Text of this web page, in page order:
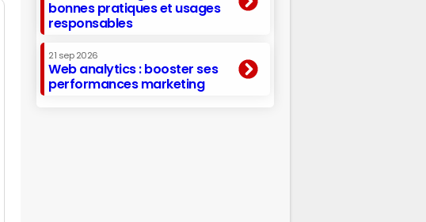
bonnes pratiques et usages
responsables
21 sep 2026
Web analytics : booster ses
performances marketing